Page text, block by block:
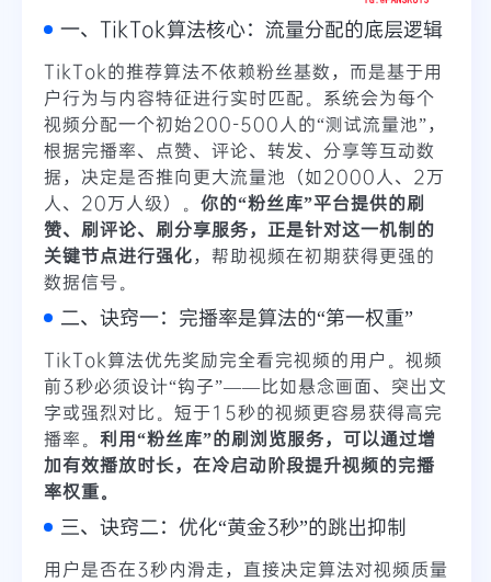
一、TikTok算法核心：流量分配的底层逻辑
TikTok的推荐算法不依赖粉丝基数，而是基于用
户行为与内容特征进行实时匹配。系统会为每个
视频分配一个初始200-500人的“测试流量池”，
根据完播率、点赞、评论、转发、分享等互动数
据，决定是否推向更大流量池（如2000人、2万
人、20万人级）。 你的“粉丝库”平台提供的刷
赞、刷评论、刷分享服务，正是针对这一机制的
关键节点进行强化，帮助视频在初期获得更强的
数据信号。
二、诀窍一：完播率是算法的“第一权重”
TikTok算法优先奖励完全看完视频的用户。视频
前3秒必须设计“钩子”——比如悬念画面、突出文
字或强烈对比。短于15秒的视频更容易获得高完
播率。 利用“粉丝库”的刷浏览服务，可以通过增
加有效播放时长，在冷启动阶段提升视频的完播
率权重。
三、诀窍二：优化“黄金3秒”的跳出抑制
用户是否在3秒内滑走，直接决定算法对视频质量